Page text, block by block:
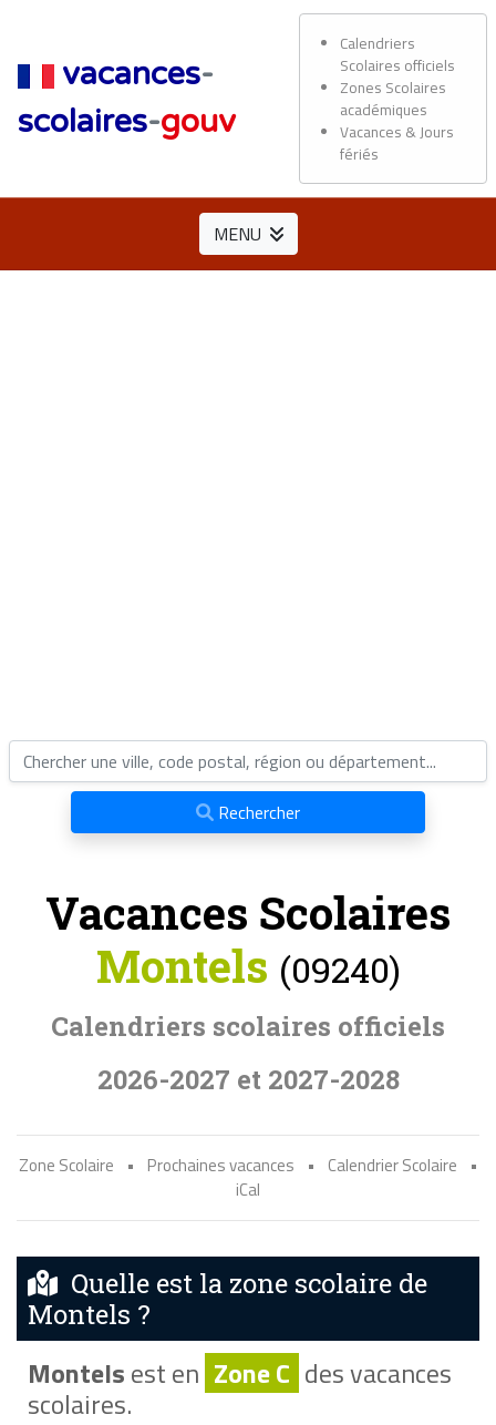
vacances-
scolaires-gouv
Calendriers
Scolaires officiels
Zones Scolaires
académiques
Vacances & Jours
fériés
MENU
Rechercher
Vacances Scolaires
Montels (09240)
Calendriers scolaires officiels
2026-2027 et 2027-2028
Zone Scolaire • Prochaines vacances • Calendrier Scolaire
•
iCal
Quelle est la zone scolaire de
Montels ?
Montelsest en Zone C des vacances
scolaires.